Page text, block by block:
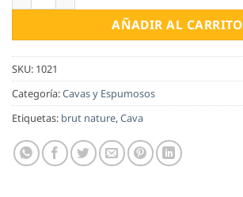
AÑADIR AL CARRITO
SKU: 1021
Categoría:Cavas y Espumosos
Etiquetas: brut nature,Cava